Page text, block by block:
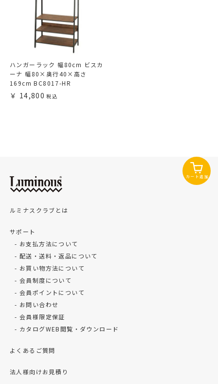
ハンガーラック 幅80cm ビスカ
ーナ 幅80×奥行40×高さ
169cm BC8017-HR
14,800
カート追加
ルミナスクラブとは
サポート
お支払方法について
配送・送料・返品について
お買い物方法について
会員制度について
会員ポイントについて
お問い合わせ
会員様限定保証
カタログWEB閲覧・ダウンロード
よくあるご質問
法人様向けお見積り